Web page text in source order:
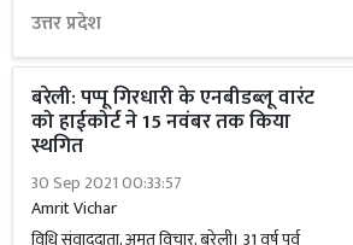
उत्तर प्रदेश
बरेली: पप्पू गिरधारी के एनबीडब्लू वारंट
को हाईकोर्ट ने 15 नवंबर तक किया
स्थगित
30 Sep 2021 00:33:57
Amrit Vichar